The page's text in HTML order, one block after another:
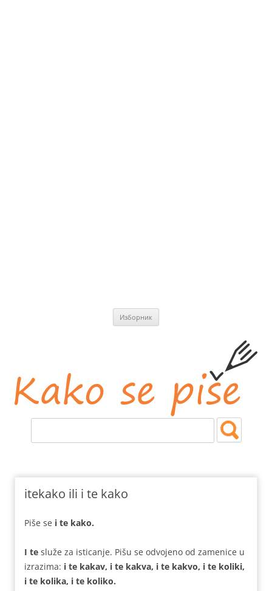
Изборник
itekako ili i te kako
Piše se i te kako.
I te služe za isticanje. Pišu se odvojeno od zamenice u
izrazima: i te kakav, i te kakva, i te kakvo, i te koliki,
i te kolika, i te koliko.